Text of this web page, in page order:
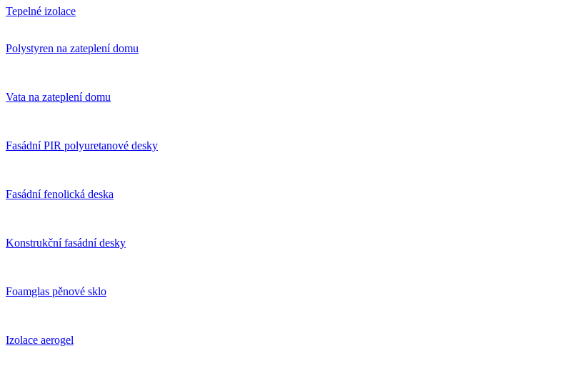
Tepelné izolace
Polystyren na zateplení domu
Vata na zateplení domu
Fasádní PIR polyuretanové desky
Fasádní fenolická deska
Konstrukční fasádní desky
Foamglas pěnové sklo
Izolace aerogel